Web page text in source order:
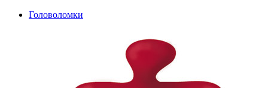
Головоломки